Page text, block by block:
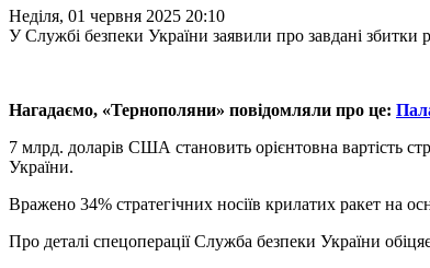
Неділя, 01 червня 2025 20:10
У Службі безпеки України заявили про завдані збитки
Нагадаємо, «Тернополяни» повідомляли про це:
7 млрд. доларів США становить орієнтовна вартість
України.
Вражено 34% стратегічних носіїв крилатих ракет на
Про деталі спецоперації Служба безпеки України